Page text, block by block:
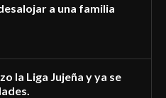
a una familia
la Liga Jujeña y ya se